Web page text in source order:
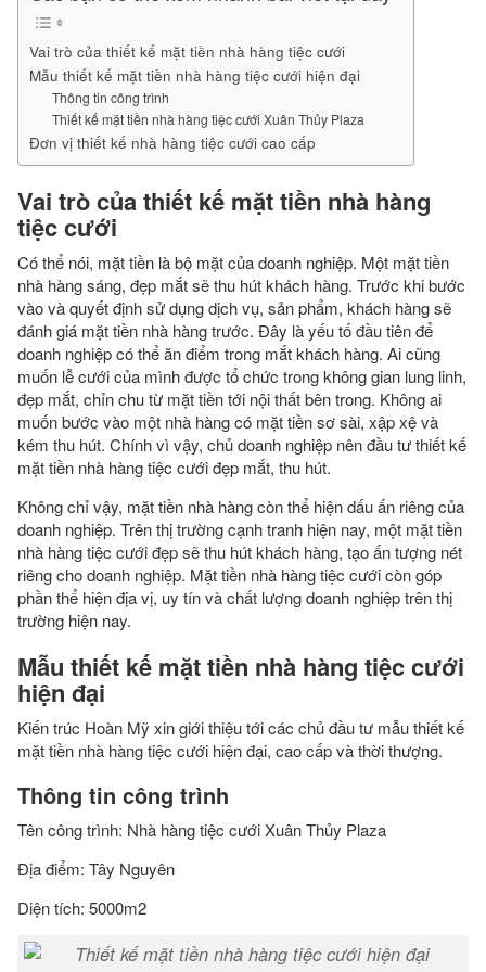
Vai trò của thiết kế mặt tiền nhà hàng tiệc cưới
Mẫu thiết kế mặt tiền nhà hàng tiệc cưới hiện đại
Thông tin công trình
Thiết kế mặt tiền nhà hàng tiệc cưới Xuân Thủy Plaza
Đơn vị thiết kế nhà hàng tiệc cưới cao cấp
Vai trò của thiết kế mặt tiền nhà hàng
tiệc cưới
Có thể nói, mặt tiền là bộ mặt của doanh nghiệp. Một mặt tiền
nhà hàng sáng, đẹp mắt sẽ thu hút khách hàng. Trước khi bước
vào và quyết định sử dụng dịch vụ, sản phẩm, khách hàng sẽ
đánh giá mặt tiền nhà hàng trước. Đây là yếu tố đầu tiên để
doanh nghiệp có thể ăn điểm trong mắt khách hàng. Ai cũng
muốn lễ cưới của mình được tổ chức trong không gian lung linh,
đẹp mắt, chỉn chu từ mặt tiền tới nội thất bên trong. Không ai
muốn bước vào một nhà hàng có mặt tiền sơ sài, xập xệ và
kém thu hút. Chính vì vậy, chủ doanh nghiệp nên đầu tư thiết kế
mặt tiền nhà hàng tiệc cưới đẹp mắt, thu hút.
Không chỉ vậy, mặt tiền nhà hàng còn thể hiện dấu ấn riêng của
doanh nghiệp. Trên thị trường cạnh tranh hiện nay, một mặt tiền
nhà hàng tiệc cưới đẹp sẽ thu hút khách hàng, tạo ấn tượng nét
riêng cho doanh nghiệp. Mặt tiền nhà hàng tiệc cưới còn góp
phần thể hiện địa vị, uy tín và chất lượng doanh nghiệp trên thị
trường hiện nay.
Mẫu thiết kế mặt tiền nhà hàng tiệc cưới
hiện đại
Kiến trúc Hoàn Mỹ xin giới thiệu tới các chủ đầu tư mẫu thiết kế
mặt tiền nhà hàng tiệc cưới hiện đại, cao cấp và thời thượng.
Thông tin công trình
Tên công trình: Nhà hàng tiệc cưới Xuân Thủy Plaza
Địa điểm: Tây Nguyên
Diện tích: 5000m2